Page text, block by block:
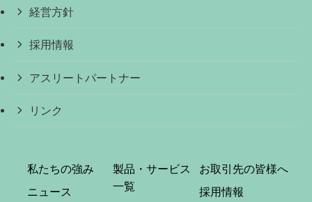
経営方針
採用情報
アスリートパートナー
リンク
私たちの強み
ニュース
製品・サービス
一覧
お取引先の皆様へ
採用情報